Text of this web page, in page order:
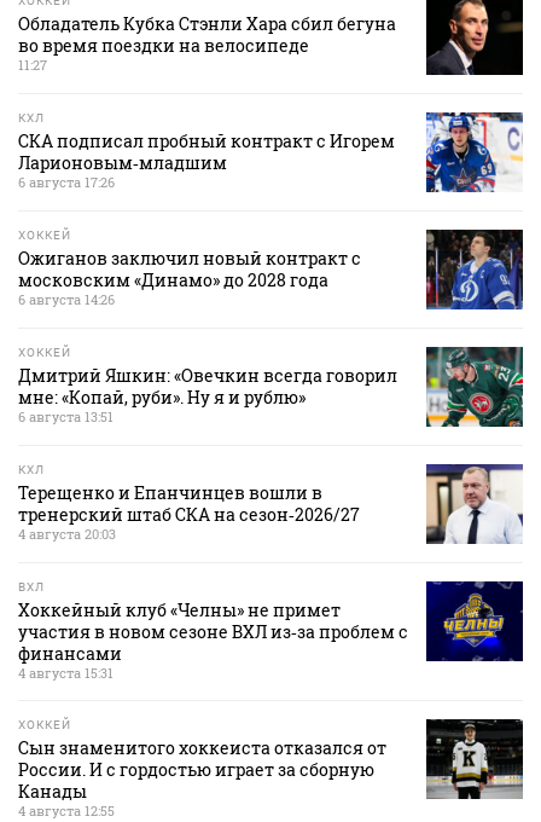
Обладатель Кубка Стэнли Хара сбил бегуна
во время поездки на велосипеде
11:27
КХЛ
СКА подписал пробный контракт с Игорем
Ларионовым‑младшим
6 августа 17:26
ХОККЕЙ
Ожиганов заключил новый контракт с
московским «Динамо» до 2028 года
6 августа 14:26
ХОККЕЙ
Дмитрий Яшкин: «Овечкин всегда говорил
мне: «Копай, руби». Ну я и рублю»
6 августа 13:51
КХЛ
Терещенко и Епанчинцев вошли в
тренерский штаб СКА на сезон‑2026/27
4 августа 20:03
ВХЛ
Хоккейный клуб «Челны» не примет
участия в новом сезоне ВХЛ из‑за проблем с
финансами
4 августа 15:31
ХОККЕЙ
Сын знаменитого хоккеиста отказался от
России. И с гордостью играет за сборную
Канады
4 августа 12:55